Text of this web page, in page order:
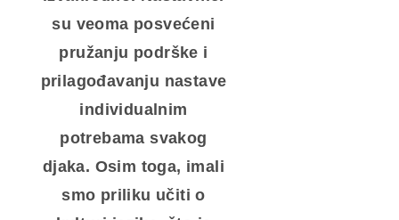
su veoma posvećeni
pružanju podrške i
prilagođavanju nastave
individualnim
potrebama svakog
djaka. Osim toga, imali
smo priliku učiti o